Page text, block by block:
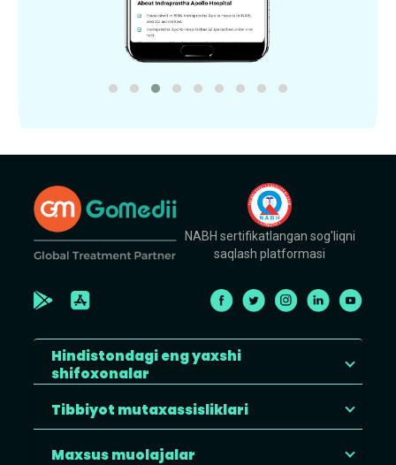
NABH sertifikatlangan sog'liqni
saqlash platformasi
Hindistondagi eng yaxshi
shifoxonalar
Tibbiyot mutaxassisliklari
Maxsus muolajalar